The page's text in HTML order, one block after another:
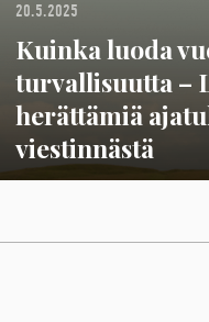
20.5.2025
Kuinka luoda
turvallisuutta –
herättämiä
viestinnästä